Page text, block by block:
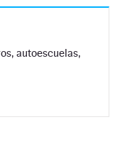
autoescuelas,